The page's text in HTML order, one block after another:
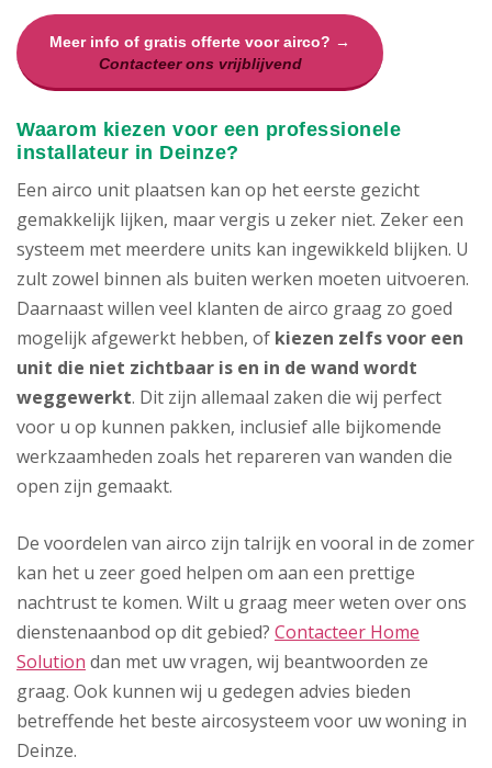
Meer info of gratis offerte voor airco? →
Contacteer ons vrijblijvend
Waarom kiezen voor een professionele
installateur in Deinze?
Een airco unit plaatsen kan op het eerste gezicht
gemakkelijk lijken, maar vergis u zeker niet. Zeker een
systeem met meerdere units kan ingewikkeld blijken. U
zult zowel binnen als buiten werken moeten uitvoeren.
Daarnaast willen veel klanten de airco graag zo goed
mogelijk afgewerkt hebben, of kiezen zelfs voor een
unit die niet zichtbaar is en in de wand wordt
weggewerkt. Dit zijn allemaal zaken die wij perfect
voor u op kunnen pakken, inclusief alle bijkomende
werkzaamheden zoals het repareren van wanden die
open zijn gemaakt.
De voordelen van airco zijn talrijk en vooral in de zomer
kan het u zeer goed helpen om aan een prettige
nachtrust te komen. Wilt u graag meer weten over ons
dienstenaanbod op dit gebied? Contacteer Home
Solution dan met uw vragen, wij beantwoorden ze
graag. Ook kunnen wij u gedegen advies bieden
betreffende het beste aircosysteem voor uw woning in
Deinze.